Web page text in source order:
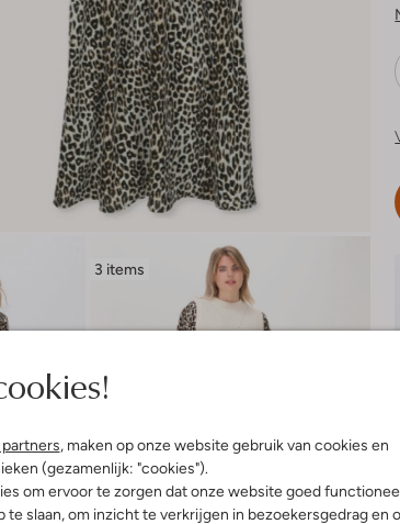
, maken op onze website gebruik van cookies en
(gezamenlijk: "cookies").
om ervoor te zorgen dat onze website goed
te slaan, om inzicht te verkrijgen in bezoekersgedrag en
3 items